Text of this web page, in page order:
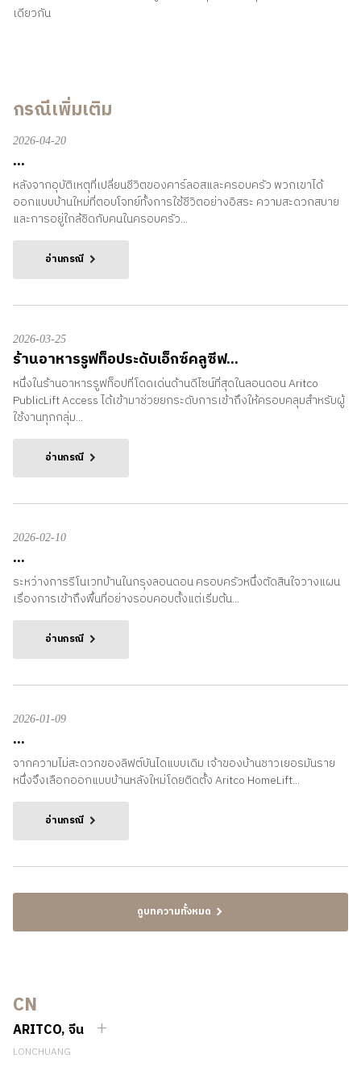
เดียวกัน
กรณีเพิ่มเติม
2026-04-20
...
หลังจากอุบัติเหตุที่เปลี่ยนชีวิตของคาร์ลอสและครอบครัว พวกเขาได้
ออกแบบบ้านใหม่ที่ตอบโจทย์ทั้งการใช้ชีวิตอย่างอิสระ ความสะดวกสบาย
และการอยู่ใกล้ชิดกับคนในครอบครัว...
อ่านกรณี
2026-03-25
ร้านอาหารรูฟท็อประดับเอ็กซ์คลูซีฟ...
หนึ่งในร้านอาหารรูฟท็อปที่โดดเด่นด้านดีไซน์ที่สุดในลอนดอน Aritco
PublicLift Access ได้เข้ามาช่วยยกระดับการเข้าถึงให้ครอบคลุมสำหรับผู้
ใช้งานทุกกลุ่ม...
อ่านกรณี
2026-02-10
...
ระหว่างการรีโนเวทบ้านในกรุงลอนดอน ครอบครัวหนึ่งตัดสินใจวางแผน
เรื่องการเข้าถึงพื้นที่อย่างรอบคอบตั้งแต่เริ่มต้น...
อ่านกรณี
2026-01-09
...
จากความไม่สะดวกของลิฟต์บันไดแบบเดิม เจ้าของบ้านชาวเยอรมันราย
หนึ่งจึงเลือกออกแบบบ้านหลังใหม่โดยติดตั้ง Aritco HomeLift...
อ่านกรณี
ดูบทความทั้งหมด
CN
ARITCO, จีน
LONCHUANG